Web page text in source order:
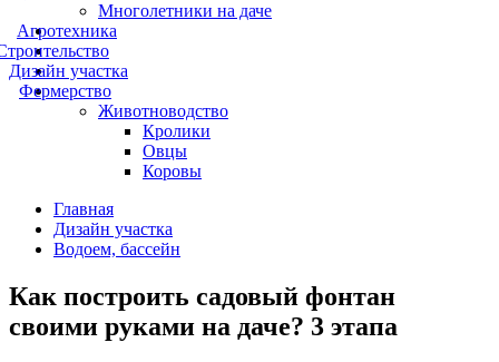
Многолетники на даче
Агротехника
Дизайн участка
Фермерство
Животноводство
Кролики
Овцы
Коровы
Главная
Дизайн участка
Водоем, бассейн
Как построить садовый фонтан
своими руками на даче? 3 этапа